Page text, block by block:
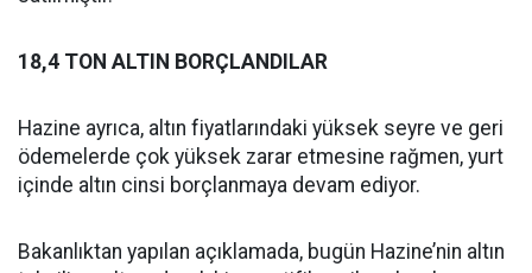
18,4 TON ALTIN BORÇLANDILAR
Hazine ayrıca, altın fiyatlarındaki yüksek seyre ve geri
ödemelerde çok yüksek zarar etmesine rağmen, yurt
içinde altın cinsi borçlanmaya devam ediyor.
Bakanlıktan yapılan açıklamada, bugün Hazine’nin altın